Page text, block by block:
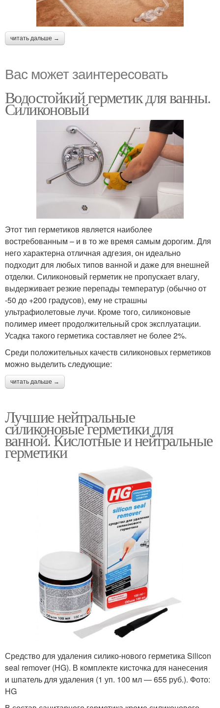
читать дальше →
Вас может заинтересовать
Водостойкий герметик для ванны.
Силиконовый
Этот тип герметиков является наиболее
востребованным – и в то же время самым дорогим. Для
него характерна отличная адгезия, он идеально
подходит для любых типов ванной и даже для внешней
отделки. Силиконовый герметик не пропускает влагу,
выдерживает резкие перепады температур (обычно от
-50 до +200 градусов), ему не страшны
ультрафиолетовые лучи. Кроме того, силиконовые
полимер имеет продолжительный срок эксплуатации.
Усадка такого герметика составляет не более 2%.
Среди положительных качеств силиконовых герметиков
можно выделить следующие:
читать дальше →
Лучшие нейтральные
силиконовые герметики для
ванной. Кислотные и нейтральные
герметики
Средство для удаления силико-нового герметика Silicon
seal remover (HG). В ком­п­лекте кисточка для нанесения
и шпатель для удаления (1 уп. 100 мл — 655 руб.). Фото:
HG